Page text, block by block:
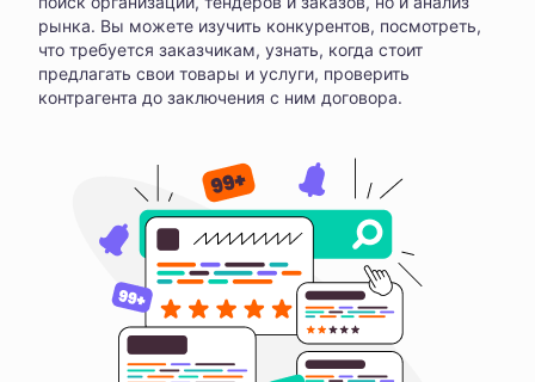
рынка. Вы можете изучить конкурентов, посмотреть,
что требуется заказчикам, узнать, когда стоит
предлагать свои товары и услуги, проверить
контрагента до заключения с ним договора.